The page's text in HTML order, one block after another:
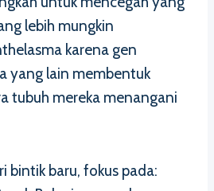
lebih mungkin
karena gen
yang lain membentuk
tubuh mereka menangani
bintik baru, fokus pada: